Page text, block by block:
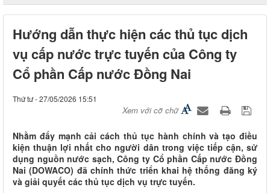
Hướng dẫn thực hiện các thủ tục dịch
vụ cấp nước trực tuyến của Công ty
Cổ phần Cấp nước Đồng Nai
Thứ tư - 27/05/2026 15:51
Xem với cỡ chữ
Nhằm đẩy mạnh cải cách thủ tục hành chính và tạo điều
kiện thuận lợi nhất cho người dân trong việc tiếp cận, sử
dụng nguồn nước sạch, Công ty Cổ phần Cấp nước Đồng
Nai (DOWACO) đã chính thức triển khai hệ thống đăng ký
và giải quyết các thủ tục dịch vụ trực tuyến.